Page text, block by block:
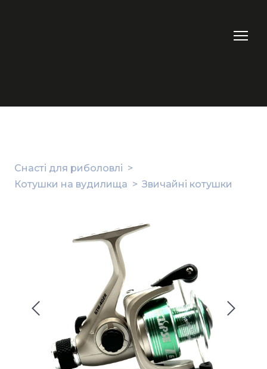
Снасті для риболовлі
Котушки на вудилища
Звичайні котушки